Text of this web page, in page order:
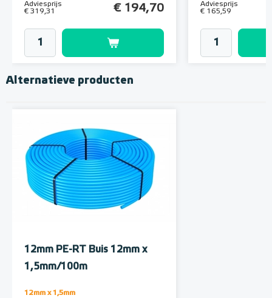
Adviesprijs
€ 319,31
€ 194,70
Adviesprijs
€ 165,59
Alternatieve producten
12mm PE-RT Buis 12mm x
1,5mm/100m
12mm x 1,5mm